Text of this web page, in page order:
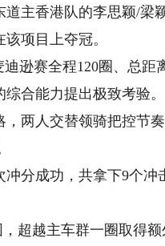
主香港队的李思颖/梁
项目上夺冠。
赛全程120圈、总距
合能力提出极致考验。
两人交替领骑把控节
成功，共拿下9个冲
越主车群一圈取得额